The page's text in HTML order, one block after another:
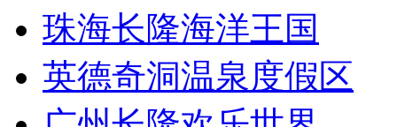
珠海长隆海洋王国
英德奇洞温泉度假区